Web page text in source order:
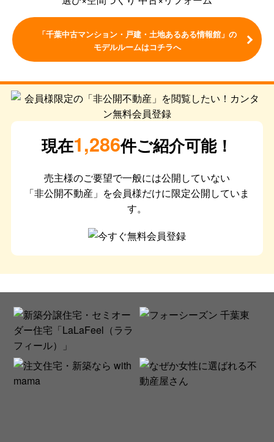
「千葉中古マンション・戸建・土地あるある情報館」の
モデルルームはコチラへ
現在1,286件ご紹介可能！
売主様のご要望で一般には公開していない
「非公開不動産」を会員様だけに限定公開していま
す。